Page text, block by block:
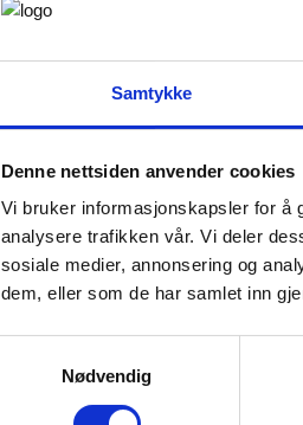
Samtykke
Denne nettsiden anvender cookies
Vi bruker informasjonskapsler for å
analysere trafikken vår. Vi deler
sosiale medier, annonsering og
dem, eller som de har samlet inn
Nødvendig